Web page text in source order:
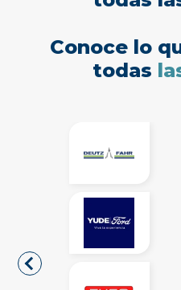
Conoce lo
todas